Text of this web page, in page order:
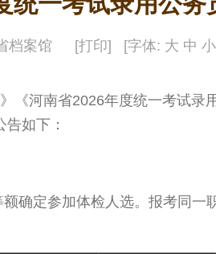
档案馆 [打印] [字体: 大 中 小
河南省2026年度统一考试录
如下：
确定参加体检人选。报考同一